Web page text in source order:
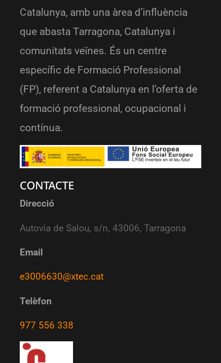
Catalunya, amb una àrea d’influència
que abasta Tarragona, Catalunya i
comunitats veïnes. És un centre
específic de Formació Professional
(FP), referent a Catalunya en l’oferta de
formació professional, ocupacional i
contínua.
CONTACTE
Direcció
Autovia de Salou, s/n, 43006, Tarragona
Email
e3006630@xtec.cat
Telèfon
977 556 338